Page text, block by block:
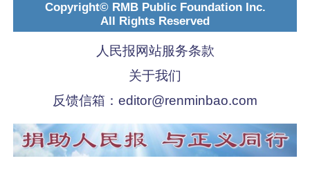
Copyright© RMB Public Foundation Inc.
All Rights Reserved
人民报网站服务条款
关于我们
反馈信箱： editor@renminbao.com